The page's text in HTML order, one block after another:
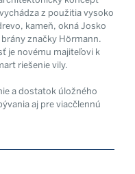
z použitia vysoko
kameň, okná Josko
značky Hörmann.
je novému majiteľovi k
riešenie vily.
a dostatok úložného
aj pre viacčlennú